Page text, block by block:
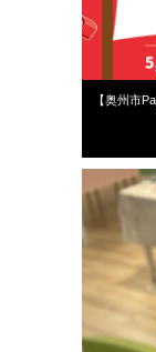
【奥州市
2026年
スタッフ